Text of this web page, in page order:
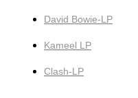
David Bowie-LP
Kameel LP
Clash-LP